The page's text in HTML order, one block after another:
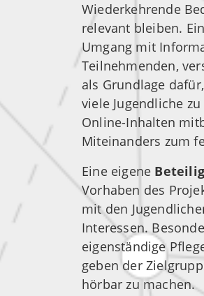
Wiederkehrende
relevant bleiben.
Umgang mit
Teilnehmenden,
als Grundlage
viele Jugendliche
Online-Inhalten
Miteinanders zum
Eine eigene
Vorhaben des
mit den
Interessen.
eigenständige
geben der
hörbar zu machen.